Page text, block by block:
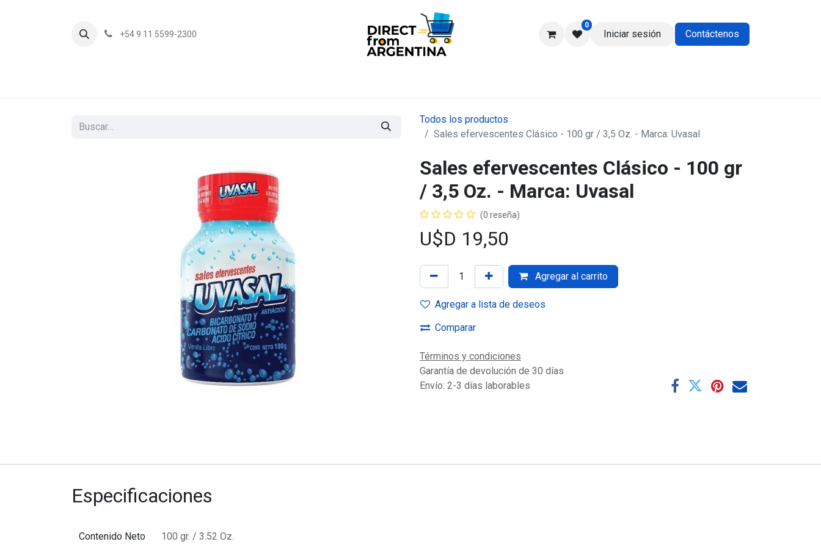
+54 9 11 5599-2300
0
Iniciar sesión Contáctenos
Todos los productos
Sales efervescentes Clásico - 100 gr / 3,5 Oz. - Marca: Uvasal
Sales efervescentes Clásico - 100 gr
/ 3,5 Oz. - Marca: Uvasal
(0 reseña)
U$D 19,50
Agregar al carrito
Agregar a lista de deseos
Comparar
Términos y condiciones
Garantía de devolución de 30 días
Envío: 2-3 días laborables
Especificaciones
Contenido Neto 100 gr. / 3.52 Oz.